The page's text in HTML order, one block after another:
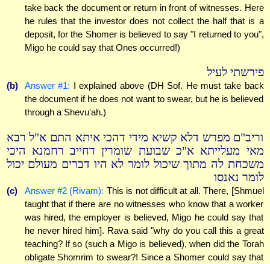
take back the document or return in front of witnesses. Here
he rules that the investor does not collect the half that is a
deposit, for the Shomer is believed to say "I returned to you",
Migo he could say that Ones occurred!)
פירשתי לעיל
(b) Answer #1: I explained above (DH Sof. He must take back
the document if he does not want to swear, but he is believed
through a Shevu'ah.)
וריב"ם מפרש דלא קשיא מידי דהכי איתא התם א"ל רבא
מאי מעלייתא א"כ שבועת שומרין דחייב רחמנא היכי
משכחת לה מתוך שיכול לומר לא היו דברים מעולם יכול
לומר נאנסו
(c) Answer #2 (Rivam): This is not difficult at all. There, [Shmuel
taught that if there are no witnesses who know that a worker
was hired, the employer is believed, Migo he could say that
he never hired him]. Rava said "why do you call this a great
teaching? If so (such a Migo is believed), when did the Torah
obligate Shomrim to swear?! Since a Shomer could say that